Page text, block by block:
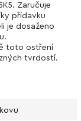
Zaručuje
přídavku
je dosaženo
toto ostření
tvrdostí.